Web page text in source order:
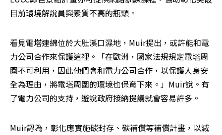
目前環境解說員與素質不高的瓶頸。
看見電塔連綿位於大肚溪口濕地，Muir提出，或許能和電
力公司合作來保護這裡。「在歐洲，國家法規規定電塔周
圍不可利用，因此他們會和電力公司合作，以保護人身安
全為理由，將電塔周圍的環境也保育下來。」Muir說。有
了電力公司的支持，遊說政府接納提議就會容易許多。
Muir認為，彰化應實施碳封存、碳補償等補償計畫，以減